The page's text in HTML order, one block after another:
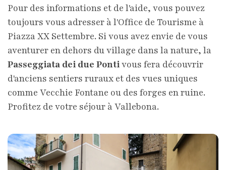
Pour des informations et de l'aide, vous pouvez
toujours vous adresser à l'Office de Tourisme à
Piazza XX Settembre. Si vous avez envie de vous
aventurer en dehors du village dans la nature, la
Passeggiata dei due Pontivous fera découvrir
d'anciens sentiers ruraux et des vues uniques
comme Vecchie Fontane ou des forges en ruine.
Profitez de votre séjour à Vallebona.